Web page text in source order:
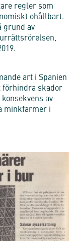
regler som
ohållbart.
grund av
art i Spanien
förhindra skador
av
minkfarmer i